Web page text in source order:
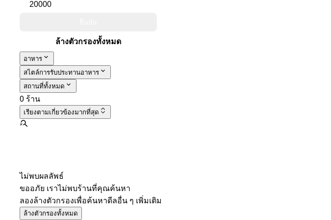
ล้างตัวกรองทั้งหมด
อาหาร
สไตล์การรับประทานอาหาร
สถานที่ทั้งหมด
0 ร้าน
เรียงตามเกี่ยวข้องมากที่สุด
ไม่พบผลลัพธ์
ขออภัย เราไม่พบร้านที่คุณค้นหา
ลองล้างตัวกรองเพื่อค้นหาดีลอื่น ๆ เพิ่มเติม
ล้างตัวกรองทั้งหมด